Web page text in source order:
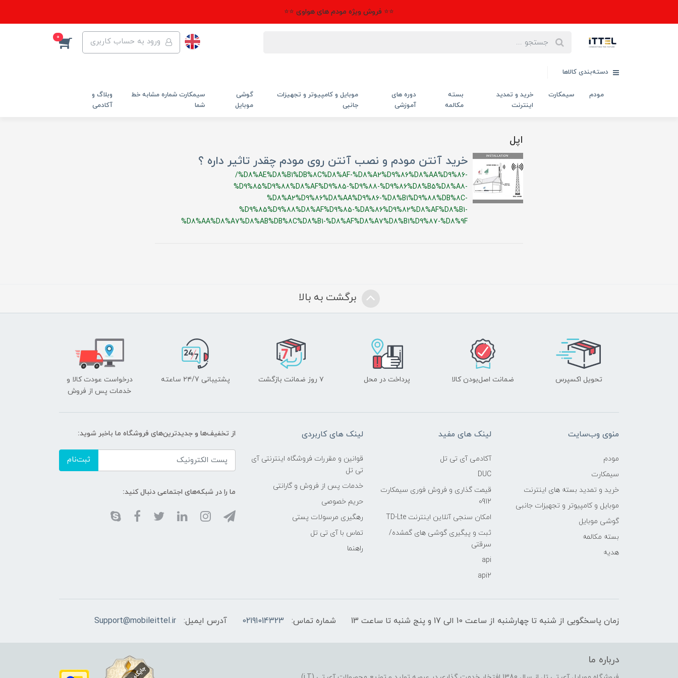
⭐⭐ فروش ویژه مودم های هواوی ⭐⭐
ورود به حساب کاربری 0
دسته‌بندی کالاها
مودم سیمکارت
خرید و تمدید
اینترنت
بسته
مکالمه
دوره های
آموزشی
موبایل و کامپیوتر و تجهیزات
جانبی
گوشی
موبایل
سیمکارت شماره مشابه خط
شما
وبلاگ و
آکادمی
اپل
خرید آنتن مودم و نصب آنتن روی مودم چقدر تاثیر داره ؟
/%D8%AE%D8%B1%DB%8C%D8%AF-%D8%A2%D9%86%D8%AA%D9%86-
%D9%85%D9%88%D8%AF%D9%85-%D9%88-%D9%86%D8%B5%D8%A8-
%D8%A2%D9%86%D8%AA%D9%86-%D8%B1%D9%88%DB%8C-
%D9%85%D9%88%D8%AF%D9%85-%DA%86%D9%82%D8%AF%D8%B1-
%D8%AA%D8%A7%D8%AB%DB%8C%D8%B1-%D8%AF%D8%A7%D8%B1%D9%87-%D8%9F
برگشت به بالا
تحویل اکسپرس ضمانت اصل‌بودن کالا پرداخت در محل ۷ روز ضمانت بازگشت پشتیبانی ۲۴/7 ساعته
درخواست عودت کالا و
خدمات پس از فروش
منوی وب‌سایت
مودم
سیمکارت
خرید و تمدید بسته های اینترنت
موبایل و کامپیوتر و تجهیزات جانبی
گوشی موبایل
بسته مکالمه
هدیه
لینک های مفید
آکادمی آی تی تل
DUC
قیمت گذاری و فروش فوری سیمکارت
0912
امکان سنجی آنلاین اینترنت TD-Lte
ثبت و پیگیری گوشی های گمشده/
سرقتی
api
api2
لینک های کاربردی
قوانین و مقررات فروشگاه اینترنتی آی
تی تل
خدمات پس از فروش و گارانتی
حریم خصوصی
رهگیری مرسولات پستی
تماس با آی تی تل
راهنما
از تخفیف‌ها و جدیدترین‌های فروشگاه ما باخبر شوید:
ثبت‌نام
ما را در شبکه‌های اجتماعی دنبال کنید:
زمان پاسخگویی از شنبه تا چهارشنبه از ساعت 10 الی 17 و پنج شنبه تا ساعت 13 شماره تماس: 02191014323 آدرس ایمیل: Support@mobileittel.ir
درباره ما